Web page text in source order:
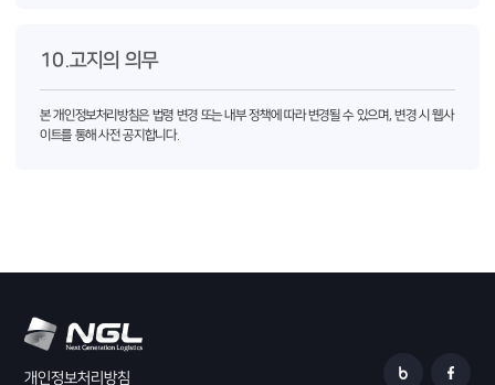
10.고지의 의무
본 개인정보처리방침은 법령 변경 또는 내부 정책에 따라 변경될 수 있으며, 변경 시 웹사
이트를 통해 사전 공지합니다.
개인정보처리방침